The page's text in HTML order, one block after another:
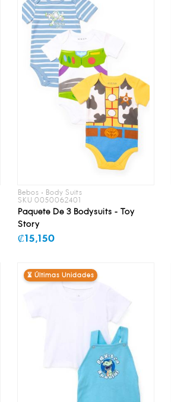
Bebos • Body Suits
SKU 0050062401
Paquete De 3 Bodysuits - Toy
Story
₡15,150
⏳ Últimas Unidades